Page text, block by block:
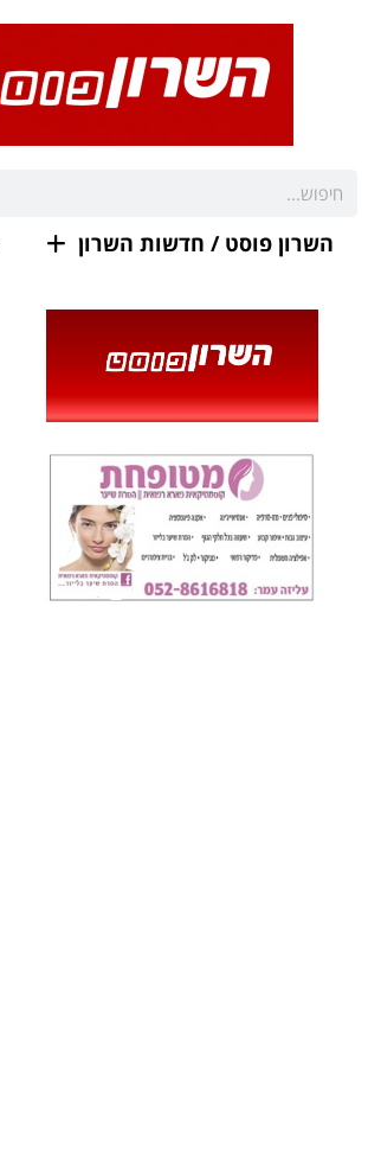
השרון פוסט / חדשות השרון